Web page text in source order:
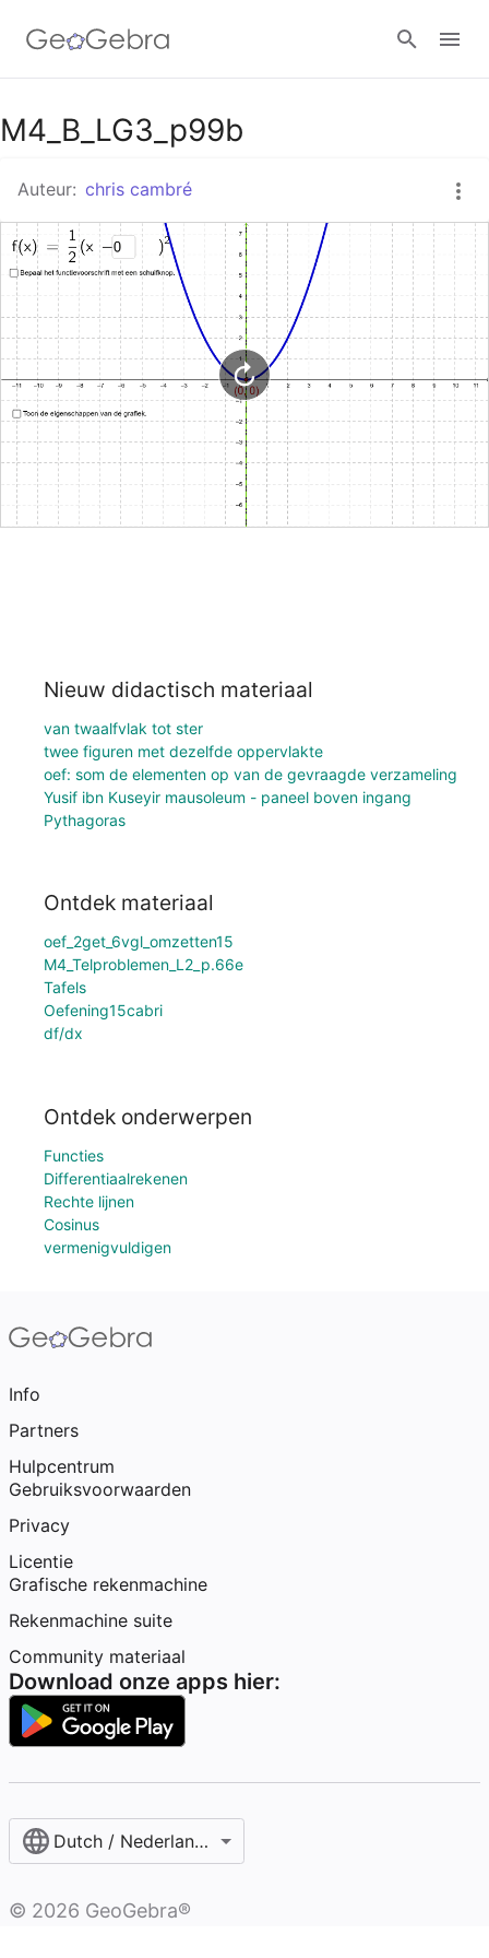
Google Classroom
GeoGebra Klaslokaal
Aanmelden
M4_B_LG3_p99b
Auteur: chris cambré
Nieuw didactisch materiaal
van twaalfvlak tot ster
twee figuren met dezelfde oppervlakte
oef: som de elementen op van de gevraagde verzameling
Yusif ibn Kuseyir mausoleum - paneel boven ingang
Pythagoras
Ontdek materiaal
oef_2get_6vgl_omzetten15
M4_Telproblemen_L2_p.66e
Tafels
Oefening15cabri
df/dx
Ontdek onderwerpen
Functies
Differentiaalrekenen
Rechte lijnen
Cosinus
vermenigvuldigen
Info
Partners
Hulpcentrum
Gebruiksvoorwaarden
Privacy
Licentie
Grafische rekenmachine
Rekenmachine suite
Community materiaal
Download onze apps hier:
Dutch / Nederlands‎ (België)‎
© 2026 GeoGebra®